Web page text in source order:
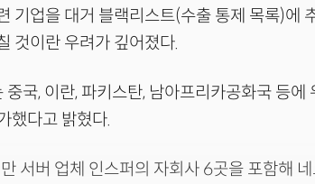
기업을 대거 블랙리스트(수출 통제 목록)에
것이란 우려가 깊어졌다.
국, 이란, 파키스탄, 남아프리카공화국 등에
했다고 밝혔다.
서버 업체 인스퍼의 자회사 6곳을 포함해